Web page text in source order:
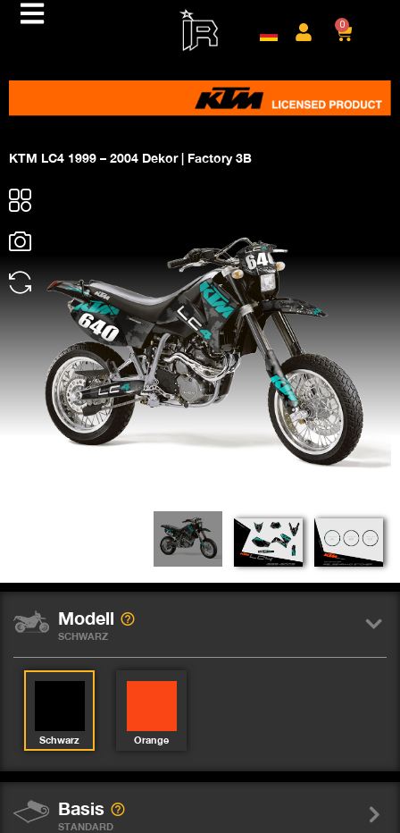
0
KTM LC4 1999 – 2004 Dekor | Factory 3B
Modell
SCHWARZ
Schwarz Orange
Basis
STANDARD